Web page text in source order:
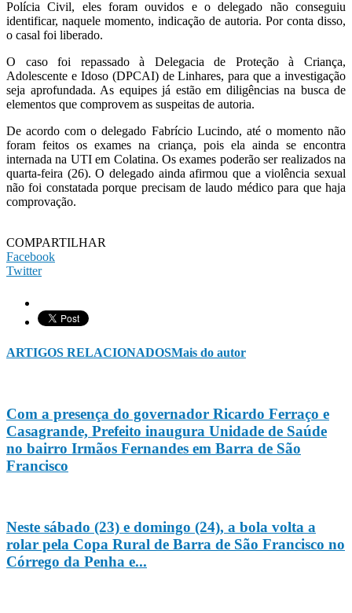
Polícia Civil, eles foram ouvidos e o delegado não conseguiu
identificar, naquele momento, indicação de autoria. Por conta disso,
o casal foi liberado.
O caso foi repassado à Delegacia de Proteção à Criança,
Adolescente e Idoso (DPCAI) de Linhares, para que a investigação
seja aprofundada. As equipes já estão em diligências na busca de
elementos que comprovem as suspeitas de autoria.
De acordo com o delegado Fabrício Lucindo, até o momento não
foram feitos os exames na criança, pois ela ainda se encontra
internada na UTI em Colatina. Os exames poderão ser realizados na
quarta-feira (26). O delegado ainda afirmou que a violência sexual
não foi constatada porque precisam de laudo médico para que haja
comprovação.
COMPARTILHAR
Facebook
Twitter
ARTIGOS RELACIONADOSMais do autor
Com a presença do governador Ricardo Ferraço e
Casagrande, Prefeito inaugura Unidade de Saúde
no bairro Irmãos Fernandes em Barra de São
Francisco
Neste sábado (23) e domingo (24), a bola volta a
rolar pela Copa Rural de Barra de São Francisco no
Córrego da Penha e...